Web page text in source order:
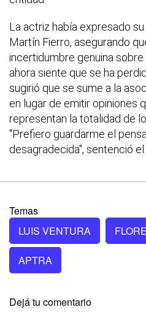
La actriz había expresado
Martín Fierro, asegurando
incertidumbre genuina
ahora siente que se ha
sugirió que se sume a la
en lugar de emitir opiniones
representan la totalidad de
"Prefiero guardarme el
desagradecida", sentenció
Temas
LUIS VENTURA
APTRA
Dejá tu comentario